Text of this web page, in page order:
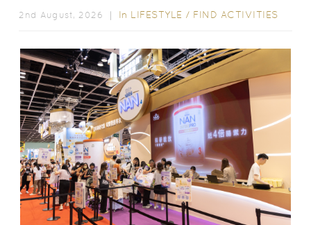
2nd August, 2026 ｜ In LIFESTYLE / FIND ACTIVITIES